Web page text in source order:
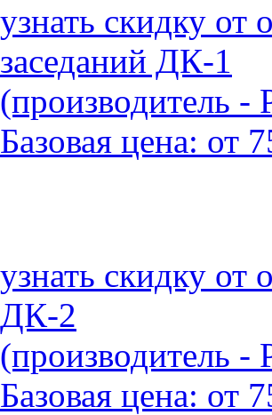
узнать скидку от
заседаний ДК-1
(производитель -
Базовая цена: от
узнать скидку от
ДК-2
(производитель -
Базовая цена: от